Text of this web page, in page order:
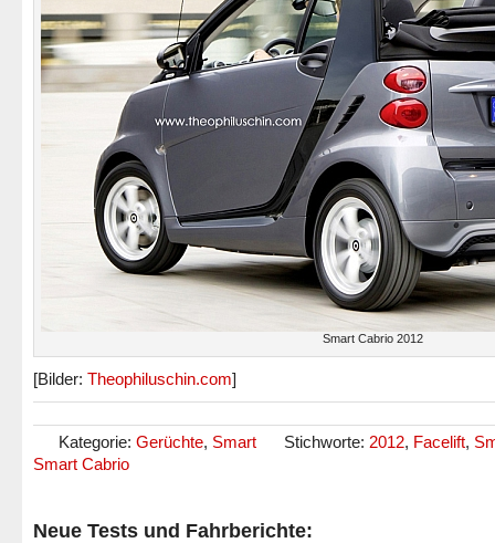
Smart Cabrio 2012
[Bilder: Theophiluschin.com]
Kategorie: Gerüchte, Smart Stichworte: 2012, Facelift,
Smart Cabrio
Neue Tests und Fahrberichte: